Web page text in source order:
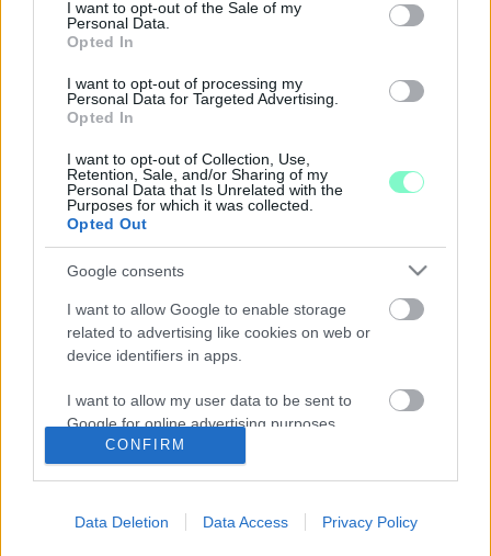
I want to opt-out of the Sale of my
Personal Data.
Opted In
I want to opt-out of processing my
Personal Data for Targeted Advertising.
Opted In
I want to opt-out of Collection, Use,
Retention, Sale, and/or Sharing of my
Personal Data that Is Unrelated with the
Purposes for which it was collected.
Opted Out
Google consents
I want to allow Google to enable storage
related to advertising like cookies on web or
device identifiers in apps.
I want to allow my user data to be sent to
Google for online advertising purposes.
I want to allow Google to send me
I want to allow Google to enable storage
CONFIRM
Data Deletion Data Access Privacy Policy
2022. Április. 27. 08:11
465 ember pedig ideiglenes tartózkodásra jogosító igazolást is
ORFK: TÖBB MINT KILENCEZREN ÉRKEZTEK
CSÜTÖRTÖKÖN UKRAJNÁBÓL
Többségében a magyar-ukrán határon keresztül érkeztek.
MÁR TÖBB MINT 16 EZER MENEDÉKES
KÉRELMET REGISZTRÁLTAK
MAGYARORSZÁGON
2022. Április. 17. 19:50
már 16 347 menedékes kérelmet regisztrált Magyarországon az
Országos Idegenrendészeti Főigazgatóság.
SZOMBATON IS TÖBB EZER MENEKÜLT
2022. Április. 17. 10:20
A rendőrség 1061 embernek állított ki ideiglenes tartózkodásra
jogosító igazolást.
PRÓBÁLUNK GONDOSKODNI A
MENEKÜLTEKRŐL